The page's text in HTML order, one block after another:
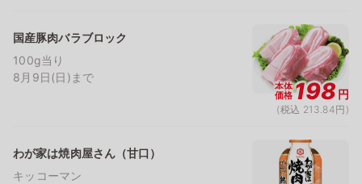
国産豚肉バラブロック
100g当り
8月9日(日)まで
本体
価格198円
(税込 213.84円)
わが家は焼肉屋さん（甘口）
キッコーマン